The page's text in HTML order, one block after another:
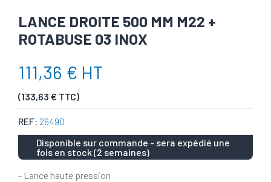
LANCE DROITE 500 MM M22 +
ROTABUSE 03 INOX
111,36 € HT
(133,63 € TTC)
REF: 26490
Disponible sur commande - sera expédié une
fois en stock (2 semaines)
- Lance haute pression